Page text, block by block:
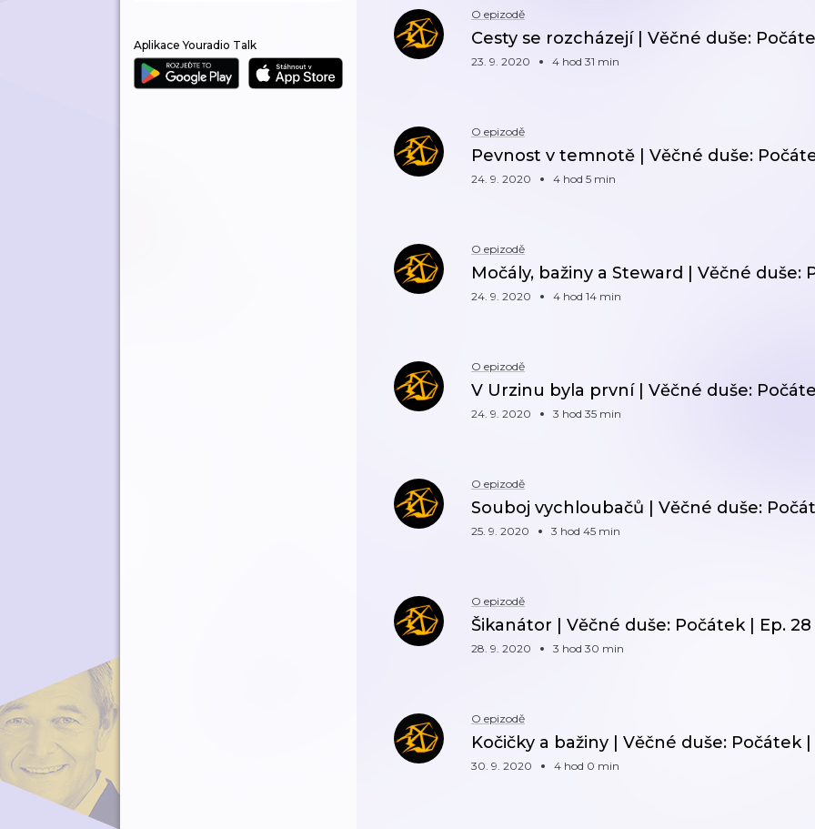
Aplikace Youradio Talk
O epizodě
Cesty se rozcházejí | Věčné duše:
23. 9. 2020 4 hod 31 min
O epizodě
Pevnost v temnotě | Věčné duše:
24. 9. 2020 4 hod 5 min
O epizodě
Močály, bažiny a Steward | Věčné duše:
24. 9. 2020 4 hod 14 min
O epizodě
V Urzinu byla první | Věčné duše:
24. 9. 2020 3 hod 35 min
O epizodě
Souboj vychloubačů | Věčné duše:
25. 9. 2020 3 hod 45 min
O epizodě
Šikanátor | Věčné duše: Počátek | Ep. 28
28. 9. 2020 3 hod 30 min
O epizodě
Kočičky a bažiny | Věčné duše: Počátek |
30. 9. 2020 4 hod 0 min